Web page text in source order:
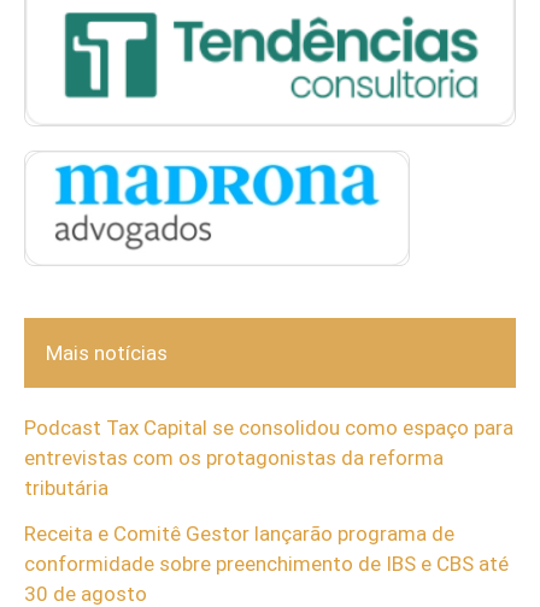
Mais notícias
Podcast Tax Capital se consolidou como espaço para
entrevistas com os protagonistas da reforma
tributária
Receita e Comitê Gestor lançarão programa de
conformidade sobre preenchimento de IBS e CBS até
30 de agosto